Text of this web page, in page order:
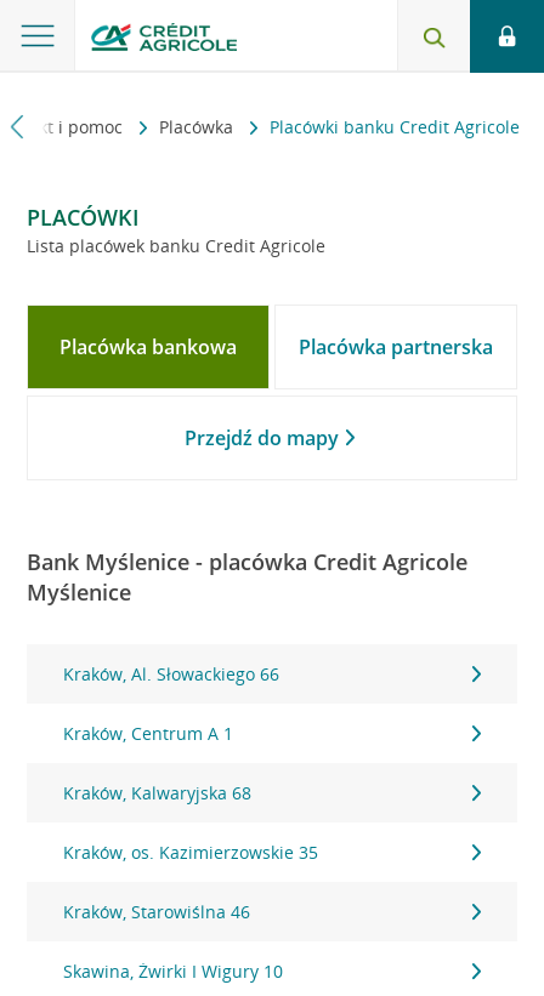
i pomoc Placówka Placówki banku Credit Agricole
PLACÓWKI
Lista placówek banku Credit Agricole
Placówka bankowa Placówka partnerska
Przejdź do mapy
Bank Myślenice - placówka Credit Agricole
Myślenice
Kraków, Al. Słowackiego 66
Kraków, Centrum A 1
Kraków, Kalwaryjska 68
Kraków, os. Kazimierzowskie 35
Kraków, Starowiślna 46
Skawina, Żwirki I Wigury 10